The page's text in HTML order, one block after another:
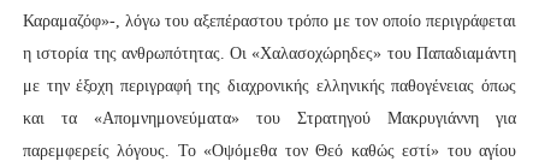
Καραμαζόφ»-, λόγω του αξεπέραστου τρόπο με τον οποίο περιγράφεται
η ιστορία της ανθρωπότητας. Οι «Χαλασοχώρηδες» του Παπαδιαμάντη
με την έξοχη περιγραφή της διαχρονικής ελληνικής παθογένειας όπως
και τα «Απομνημονεύματα» του Στρατηγού Μακρυγιάννη για
παρεμφερείς λόγους. Το «Οψόμεθα τον Θεό καθώς εστί» του αγίου